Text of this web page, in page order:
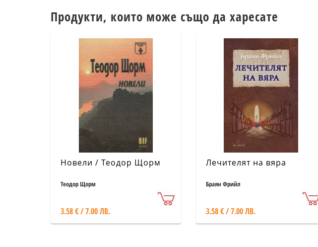
Продукти, които може също да харесате
Новели / Теодор Щорм
Теодор Щорм
3.58 € / 7.00 ЛВ.
Лечителят на вяра
Браян Фрийл
3.58 € / 7.00 ЛВ.